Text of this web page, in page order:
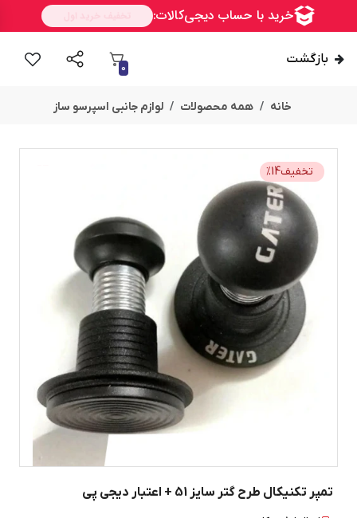
بازگشت
0
خانه همه محصولات لوازم جانبی اسپرسو ساز
تخفیف %14
تمپر تکنیکال طرح گتر سایز 51 + اعتبار دیجی پی